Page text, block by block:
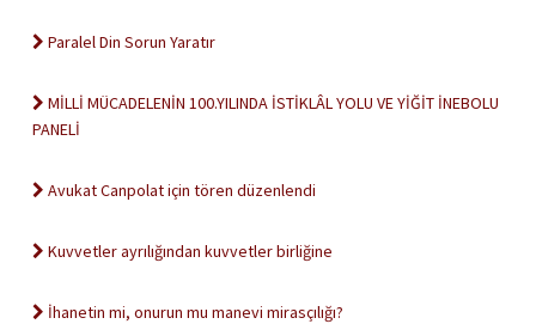
Paralel Din Sorun Yaratır
MİLLİ MÜCADELENİN 100.YILINDA İSTİKLÂL YOLU VE YİĞİT İNEBOLU
PANELİ
Avukat Canpolat için tören düzenlendi
Kuvvetler ayrılığından kuvvetler birliğine
İhanetin mi, onurun mu manevi mirasçılığı?